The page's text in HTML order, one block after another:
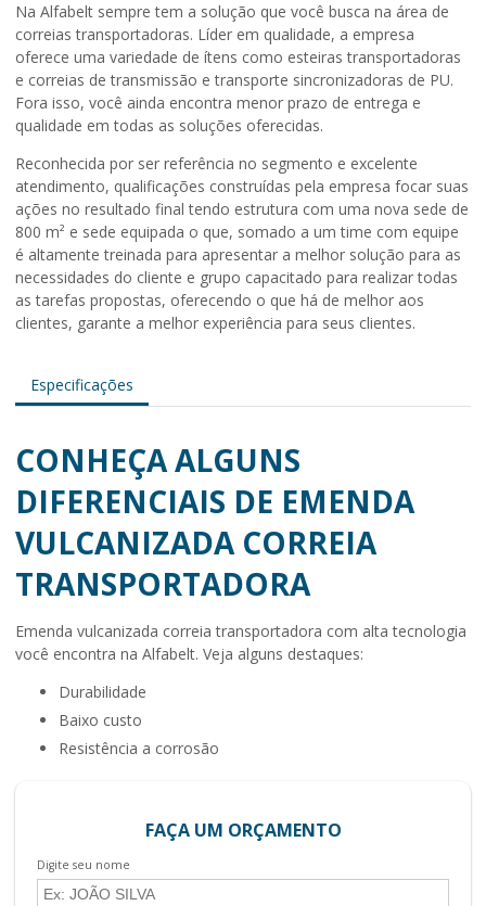
Na Alfabelt sempre tem a solução que você busca na área de
correias transportadoras. Líder em qualidade, a empresa
oferece uma variedade de ítens como esteiras transportadoras
e correias de transmissão e transporte sincronizadoras de PU.
Fora isso, você ainda encontra menor prazo de entrega e
qualidade em todas as soluções oferecidas.
Reconhecida por ser referência no segmento e excelente
atendimento, qualificações construídas pela empresa focar suas
ações no resultado final tendo estrutura com uma nova sede de
800 m² e sede equipada o que, somado a um time com equipe
é altamente treinada para apresentar a melhor solução para as
necessidades do cliente e grupo capacitado para realizar todas
as tarefas propostas, oferecendo o que há de melhor aos
clientes, garante a melhor experiência para seus clientes.
Especificações
CONHEÇA ALGUNS
DIFERENCIAIS DE EMENDA
VULCANIZADA CORREIA
TRANSPORTADORA
Emenda vulcanizada correia transportadora com alta tecnologia
você encontra na Alfabelt. Veja alguns destaques:
durabilidade
baixo custo
resistência a corrosão
FAÇA UM ORÇAMENTO
Digite seu nome